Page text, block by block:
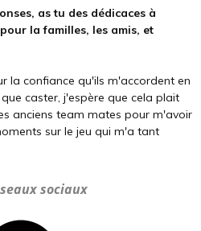
as tu des dédicaces à
la familles, les amis, et
la confiance qu'ils m'accordent en
caster, j'espère que cela plait
anciens team mates pour m'avoir
sur le jeu qui m'a tant
sociaux